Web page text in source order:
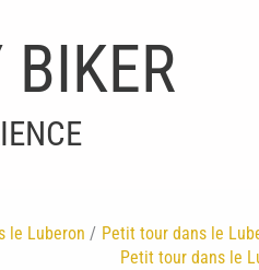
BIKER
le Luberon Petit tour dans le
Petit tour dans le